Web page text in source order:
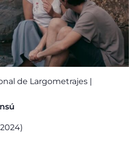
de Largometrajes |